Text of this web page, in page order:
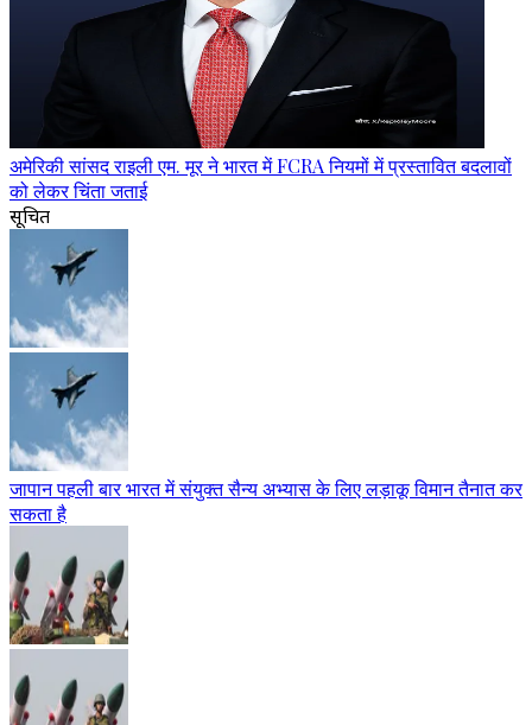
अमेरिकी सांसद राइली एम. मूर ने भारत में FCRA नियमों में प्रस्तावित बदलावों
को लेकर चिंता जताई
सूचित
जापान पहली बार भारत में संयुक्त सैन्य अभ्यास के लिए लड़ाकू विमान तैनात कर
सकता है